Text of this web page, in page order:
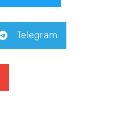
Telegram